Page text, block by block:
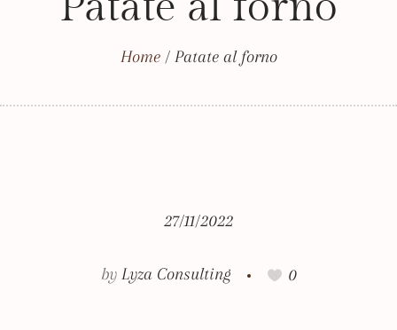
Home / Patate al forno
27/11/2022
by Lyza Consulting 0